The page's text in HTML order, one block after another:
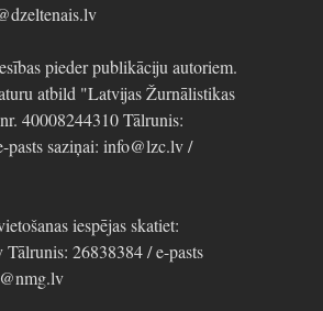
pieder publikāciju autoriem.
atbild "Latvijas Žurnālistikas
40008244310 Tālrunis:
pasts saziņai: info@lzc.lv /
iespējas skatiet:
26838384 / e-pasts